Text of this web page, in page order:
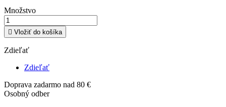
Množstvo
 Vložiť do košíka
Zdieľať
Zdieľať
Doprava zadarmo nad 80 €
Osobný odber